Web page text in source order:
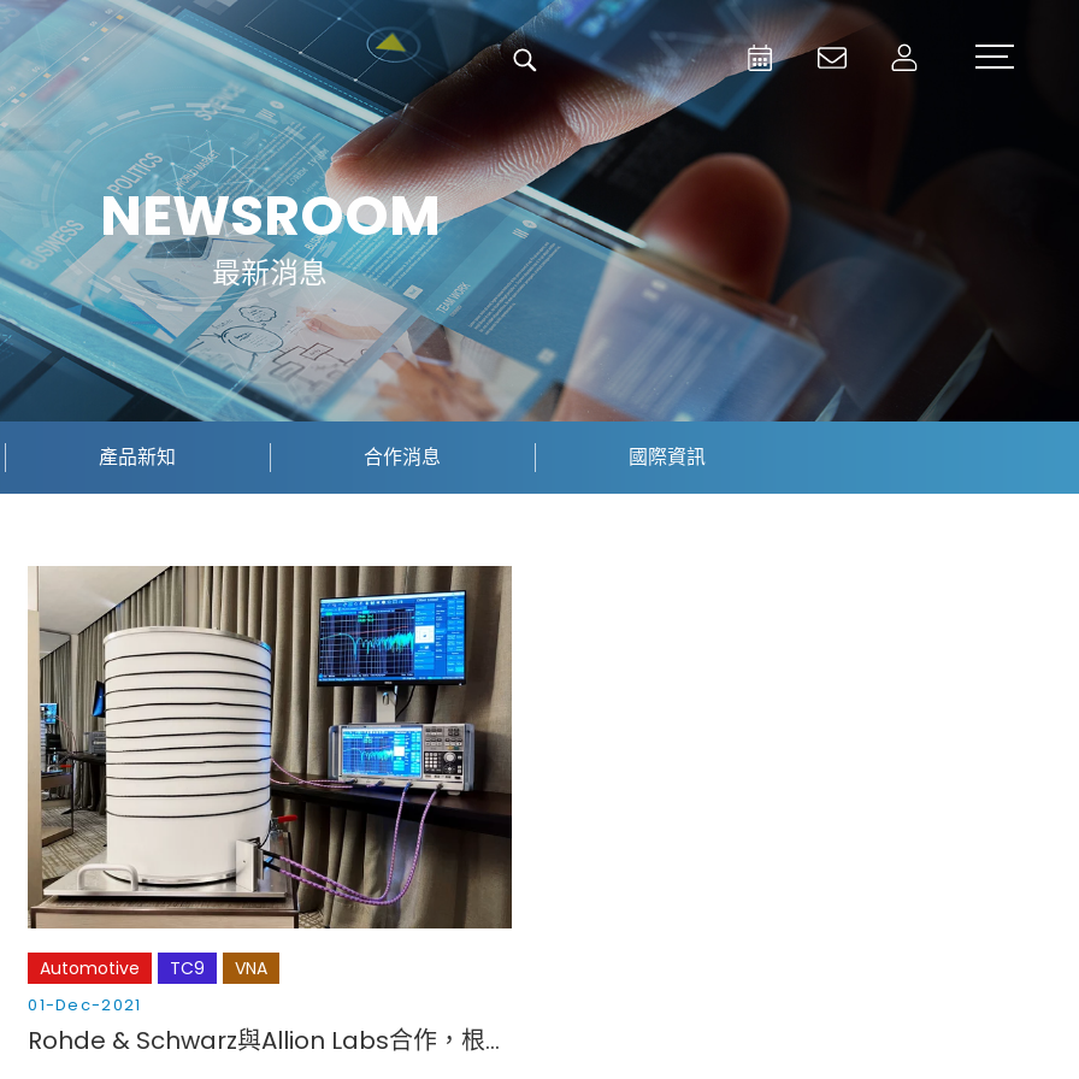
Activities
Contact Us
Member
Test and Measurement
Aerospace | Defense | Security
Broadcast and Media
NEWSROOM
最新消息
產品新知 合作消息 國際資訊
Automotive TC9 VNA
01-Dec-2021
Rohde & Schwarz與Allion Labs合作，根據OPEN Alliance TC9標準提供汽車乙太網路測試方案